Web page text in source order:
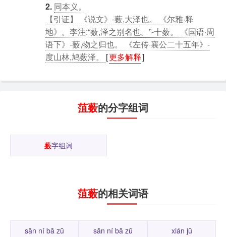
2. 同本义。
【引证】 《说文》-薮,大泽也。 《尔雅·释
地》。李注:“薮,泽之别名也。”-十薮。 《国语·周
语下》-薮,物之归也。 《左传·襄公二十五年》-
度山林,鸠薮泽。 [更多解释]
菹薮的分字组词
薮字组词
菹薮的相关词语
sān ní bā zū
sān ní bā zū
xián jū